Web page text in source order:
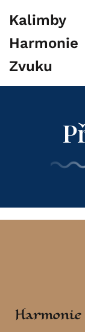
na
obsah
Kalimby
Harmonie
Zvuku